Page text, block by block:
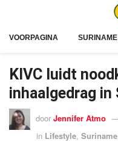
VOORPAGINA SURINAME
KIVC luidt
inhaalgedrag in
door Jennifer Atmo
in Lifestyle, Suriname